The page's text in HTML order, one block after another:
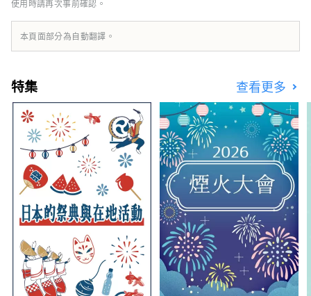
Express」等設備，即使是初學者也能安心地遊
覽雪山。 我們提供結合傳統與現代舒適的雪山
新魅力，以滿足時代的需求。 此外，從 2022 年
置，每次您造訪石打丸山都會有新的發現。
使用時請再次事前確認。
本頁面部分為自動翻譯。
特集 查看更多